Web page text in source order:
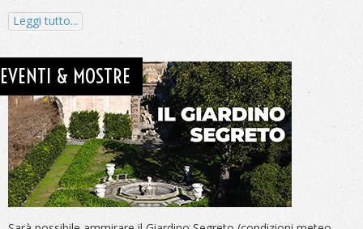
Leggi tutto...
EVENTI & MOSTRE